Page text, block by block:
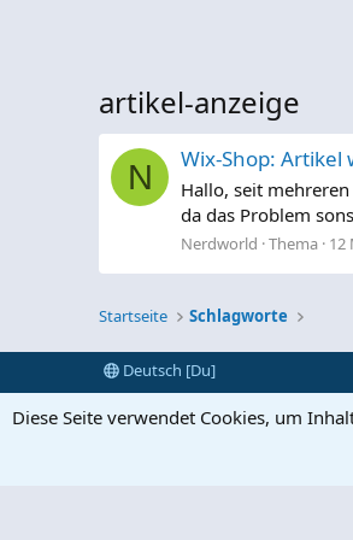
artikel-anzeige
N Wix-Shop:
Hallo, seit
da das Problem
Nerdworld Thema 12
Startseite Schlagworte
Deutsch [Du]
Diese Seite verwendet Cookies, um